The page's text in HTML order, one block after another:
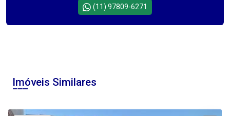
(11) 97809-6271
Imóveis Similares